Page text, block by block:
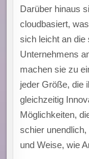
Darüber hinaus
cloudbasiert,
sich leicht an die
Unternehmens
machen sie zu
jeder Größe, die
gleichzeitig
Möglichkeiten,
schier
und Weise, wie